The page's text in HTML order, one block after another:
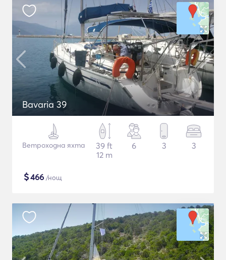
Bavaria 39
Ветроходна яхта
39 ft
12 m
6 3 3
$466 /нощ